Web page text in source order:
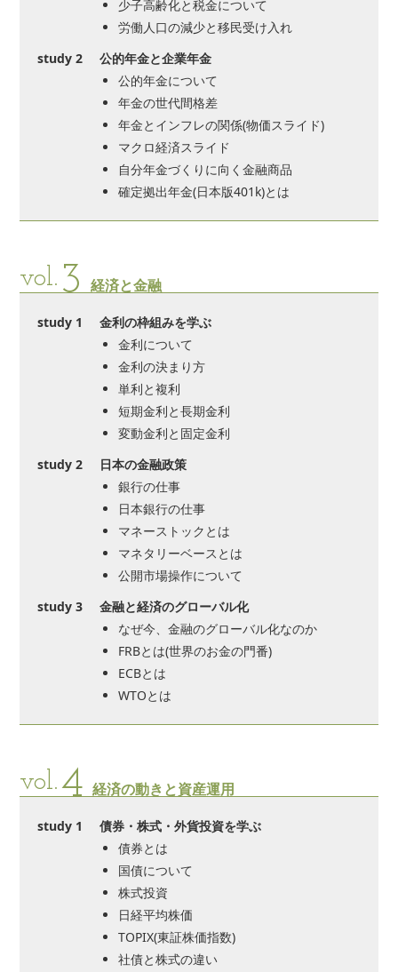
少子高齢化と税金について
労働人口の減少と移民受け入れ
study 2
公的年金と企業年金
公的年金について
年金の世代間格差
年金とインフレの関係(物価スライド)
マクロ経済スライド
自分年金づくりに向く金融商品
確定拠出年金(日本版401k)とは
vol.3 経済と金融
study 1
金利の枠組みを学ぶ
金利について
金利の決まり方
単利と複利
短期金利と長期金利
変動金利と固定金利
study 2
日本の金融政策
銀行の仕事
日本銀行の仕事
マネーストックとは
マネタリーベースとは
公開市場操作について
study 3
金融と経済のグローバル化
なぜ今、金融のグローバル化なのか
FRBとは(世界のお金の門番)
ECBとは
WTOとは
vol.4 経済の動きと資産運用
study 1
債券・株式・外貨投資を学ぶ
債券とは
国債について
株式投資
日経平均株価
TOPIX(東証株価指数)
社債と株式の違い